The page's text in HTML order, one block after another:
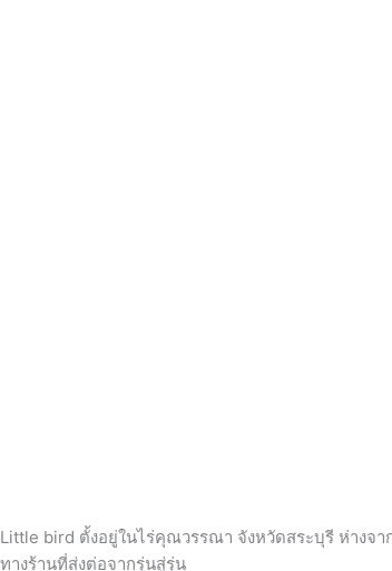
Little bird ตั้งอยู่ในไร่คุณวรรณา จังหวัดสระบุรี ห่างจา
ทางร้านที่ส่งต่อจากรุ่นสู่รุ่น